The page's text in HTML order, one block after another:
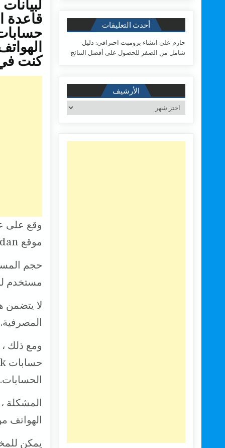
e
b
o
o
k
t
A
p
p
قاعدة
كنت في
وقع على
موقع Shodan ، وهو محرك بحث مخصص لإنترنت الأشياء.
مستخدم
لا يتضمن
المصرفية.
ومع ذلك ،
الحسابات.
المشكلة
الهواتف
يمكن
أحدث التعليقات
حازم على انشاء برومبت احترافي: دليل
شامل من الصفر للحصول على أفضل النتائج
الأرشيف
الأرشيف